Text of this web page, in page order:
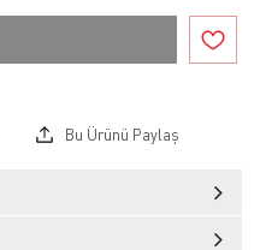
Bu Ürünü Paylaş